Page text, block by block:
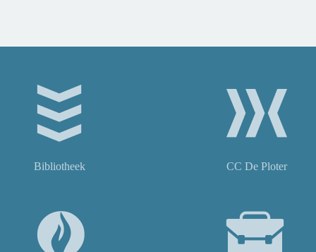
Bibliotheek CC De Ploter